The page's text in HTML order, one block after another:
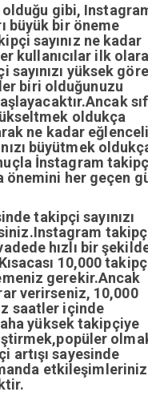
gibi,
büyük bir öneme
sayınız ne kadar
kullanıcılar ilk
sayınızı yüksek
biri olduğunuzu
oldukça
ne kadar
büyütmek
İnstagram
önemini her geçen
takipçi sayınızı
hızlı bir
10,000
gerekir.Ancak
verirseniz, 10,000
saatler içinde
yüksek takipçiye
artışı sayesinde